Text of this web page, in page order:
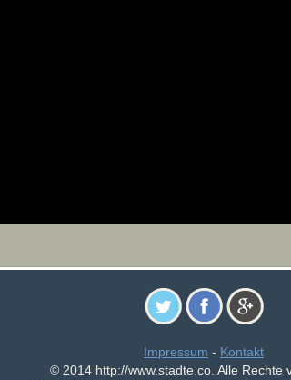
Impressum - Kontakt
© 2014 http://www.stadte.co. Alle Rechte